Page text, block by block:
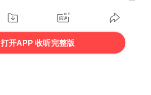
打开APP 收听完整版